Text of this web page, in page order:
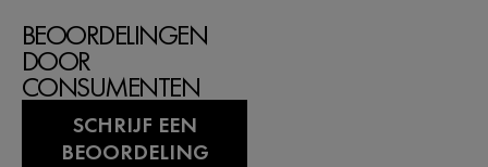
BEOORDELINGEN
DOOR
CONSUMENTEN
SCHRIJF EEN
BEOORDELING